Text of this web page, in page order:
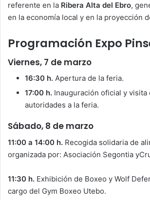
referente en la Ribera Alta del Ebro,
en la economía local y en la proyección
Programación Expo
Viernes, 7 de marzo
16:30 h. Apertura de la feria.
17:00 h. Inauguración oficial y visita
autoridades a la feria.
Sábado, 8 de marzo
11:00 a 14:00 h. Recogida solidaria de
organizada por: Asociación Segontia
11:30 h. Exhibición de Boxeo y Wolf
cargo del Gym Boxeo Utebo.